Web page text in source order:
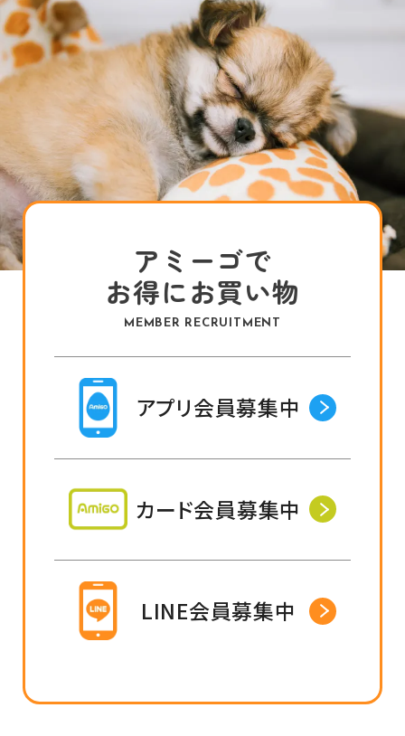
アミーゴで
お得にお買い物
MEMBER RECRUITMENT
アプリ会員募集中
カード会員募集中
LINE会員募集中